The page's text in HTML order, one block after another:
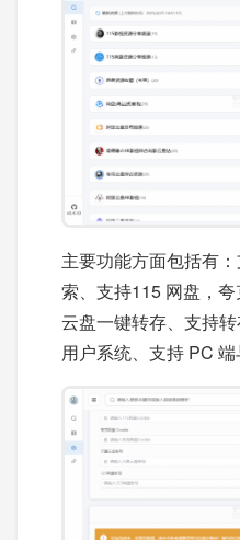
主要功能方面包括有
索、支持115 网盘，
云盘一键转存、支持
用户系统、支持 PC 端